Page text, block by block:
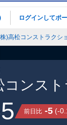
ログインしてポ
)高松コンストラクシ
コンス
前日比 -5 (-